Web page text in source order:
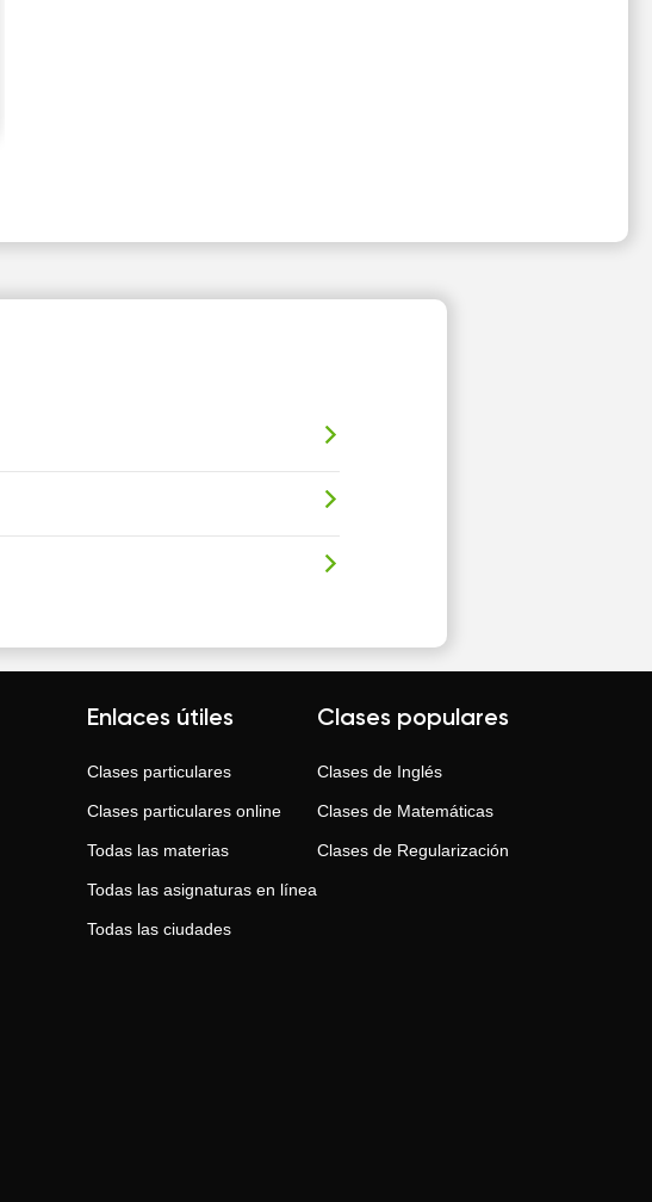
Enlaces útiles
Clases particulares
Clases particulares online
Todas las materias
Todas las asignaturas en línea
Todas las ciudades
Clases populares
Clases de Inglés
Clases de Matemáticas
Clases de Regularización